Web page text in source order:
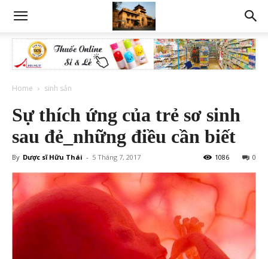
Home sinh sản
Sự thích ứng của trẻ sơ sinh
sau đẻ_những điều cần biết
By Dược sĩ Hữu Thái - 5 Tháng 7, 2017 0
1086